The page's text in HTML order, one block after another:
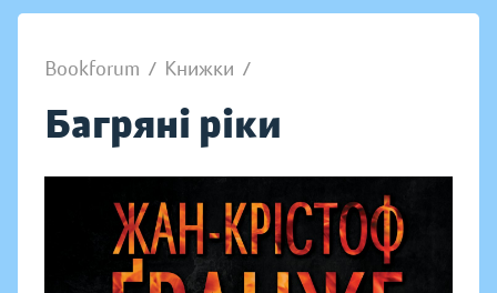
Bookforum / Книжки /
Багряні ріки